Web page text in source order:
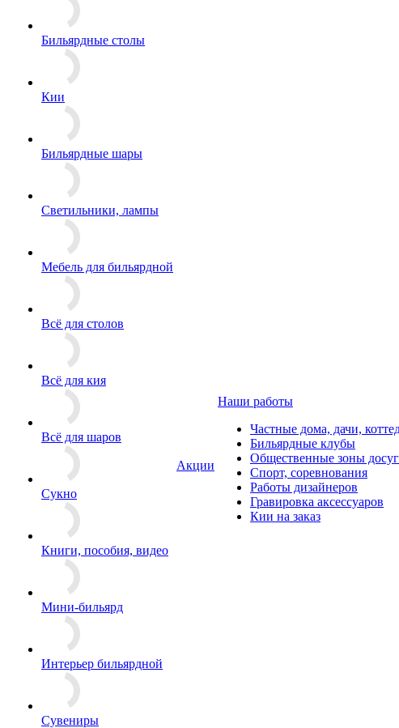
Бильярдные столы
Кии
Бильярдные шары
Светильники, лампы
Мебель для бильярдной
Всё для столов
Всё для кия
Всё для шаров
Сукно
Книги, пособия, видео
Мини-бильярд
Интерьер бильярдной
Сувениры
Акции
Наши работы
Частные дома, дачи,
Бильярдные клубы
Общественные зоны
Спорт, соревнования
Работы дизайнеров
Гравировка аксессуаров
Кии на заказ